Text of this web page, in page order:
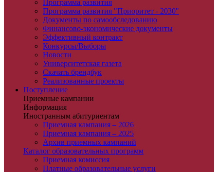
Программа развития
Программа развития "Приоритет - 2030"
Документы по самообследованию
Финансово-экономические документы
Эффективный контракт
Конкурсы/Выборы
Новости
Университетская газета
Скачать брендбук
Реализованные проекты
Поступление
Приемные кампании
Информация
Иностранным абитуриентам
Приемная кампания – 2026
Приемная кампания – 2025
Архив приемных кампаний
Каталог образовательных программ
Приемная комиссия
Платные образовательные услуги